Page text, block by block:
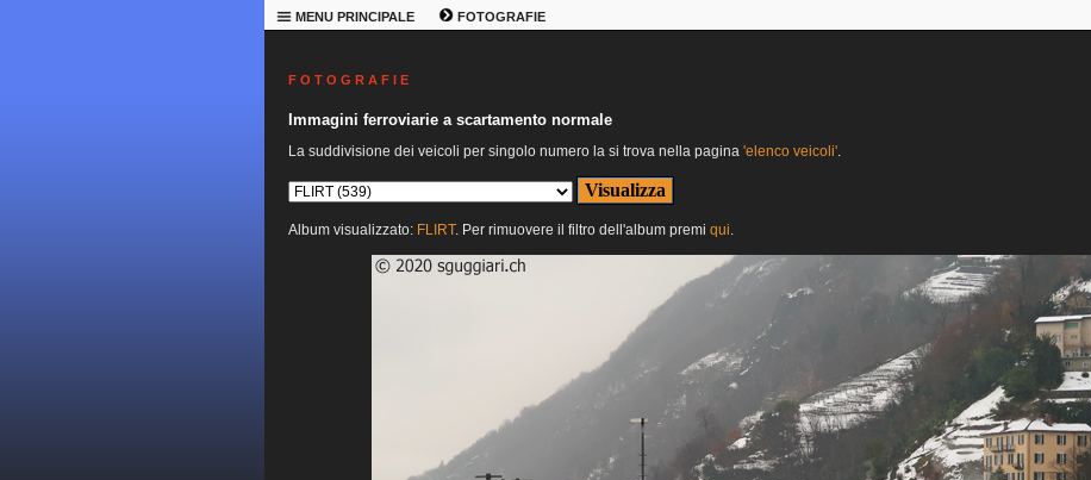
MENU PRINCIPALE FOTOGRAFIE
F O T O G R A F I E
Immagini ferroviarie a scartamento normale
La suddivisione dei veicoli per singolo numero la si trova nella pagina 'elenco veicoli'.
Album visualizzato: FLIRT. Per rimuovere il filtro dell'album premi qui.